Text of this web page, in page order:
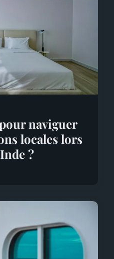
naviguer
locales lors
?